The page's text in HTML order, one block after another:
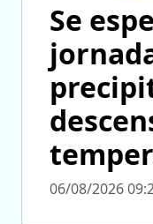
Se
06/08/2026